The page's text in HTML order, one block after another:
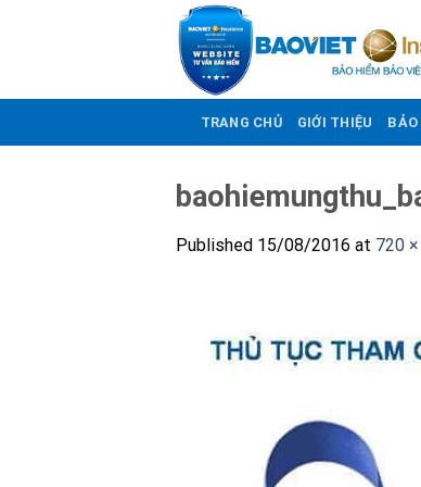
TRANG CHỦ GIỚI THIỆU BẢO
Published 15/08/2016 at 720